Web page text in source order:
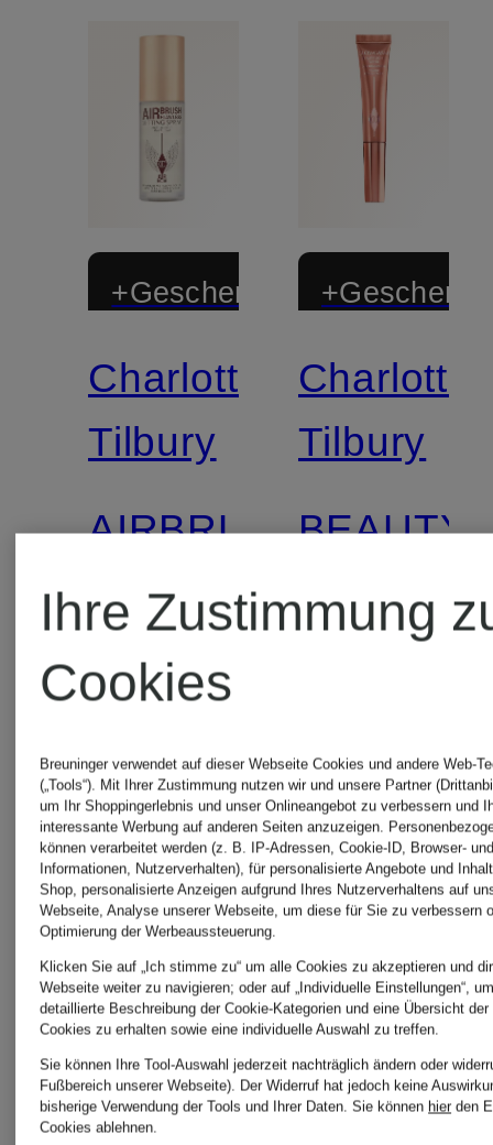
+Geschenk
Zertifiziert
Charlotte
Tilbury
AIRBRUSH
FLAWLESS
Setting
Travel
Size
23 €
(676,47 € / 1 l)
+Geschenk
Zertifiziert
Charlotte
Tilbury
BEAUTY
LIGHT
WAND
42 €
(3.500 € /
Ihre Zustimmung
Cookies
Breuninger verwendet auf dieser Webseite Cookies und andere Web-
(„Tools“). Mit Ihrer Zustimmung nutzen wir und unsere Partner
um Ihr Shoppingerlebnis und unser Onlineangebot zu verbessern und
interessante Werbung auf anderen Seiten anzuzeigen.
können verarbeitet werden (z. B. IP-Adressen, Cookie-ID, Browser-
Informationen, Nutzerverhalten), für personalisierte Angebote und
Shop, personalisierte Anzeigen aufgrund Ihres Nutzerverhaltens auf
Webseite, Analyse unserer Webseite, um diese für Sie zu verbessern
Optimierung der Werbeaussteuerung.
Klicken Sie auf „Ich stimme zu“ um alle Cookies zu akzeptieren und
Webseite weiter zu navigieren; oder auf „Individuelle Einstellungen“,
detaillierte Beschreibung der Cookie-Kategorien und eine Übersicht
Cookies zu erhalten sowie eine individuelle Auswahl zu treffen.
Sie können Ihre Tool-Auswahl jederzeit nachträglich ändern oder
Fußbereich unserer Webseite). Der Widerruf hat jedoch keine
bisherige Verwendung der Tools und Ihrer Daten. Sie können hier den
Cookies ablehnen.